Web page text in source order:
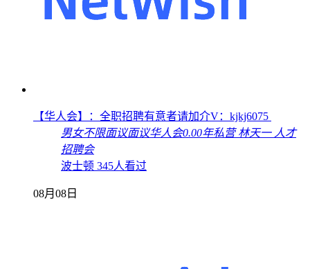
【华人会】：全职招聘有意者请加介V：kjkj6075
男女不限面议面议华人会0.00年私营 林天一 人才
招聘会
波士顿 345人看过
08月08日